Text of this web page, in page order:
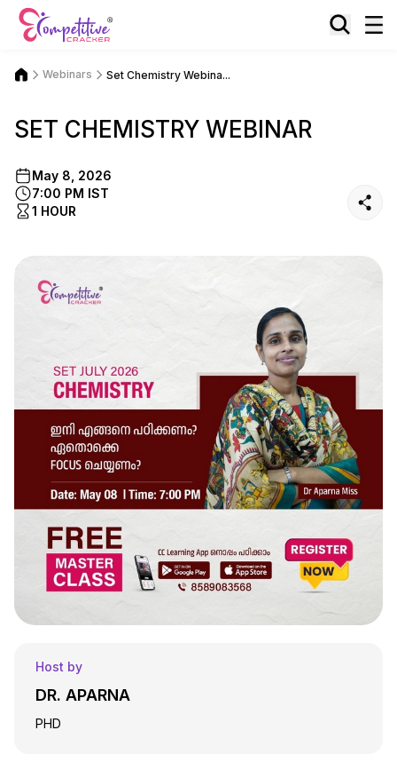
Webinars Set Chemistry Webina...
SET CHEMISTRY WEBINAR
May 8, 2026
7:00 PM IST
1 HOUR
Host by
DR. APARNA
PHD